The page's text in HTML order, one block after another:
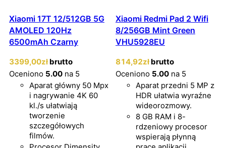
Xiaomi 17T 12/512GB 5G
AMOLED 120Hz
6500mAh Czarny
3399,00zł brutto
Oceniono 5.00 na 5
Aparat główny 50 Mpx
i nagrywanie 4K 60
kl./s ułatwiają
tworzenie
szczegółowych
filmów.
Xiaomi Redmi Pad 2 Wifi
8/256GB Mint Green
VHU5928EU
814,92zł brutto
Oceniono 5.00 na 5
Aparat przedni 5 MP z
HDR ułatwia wyraźne
wideorozmowy.
8 GB RAM i 8-
rdzeniowy procesor
wspierają płynną